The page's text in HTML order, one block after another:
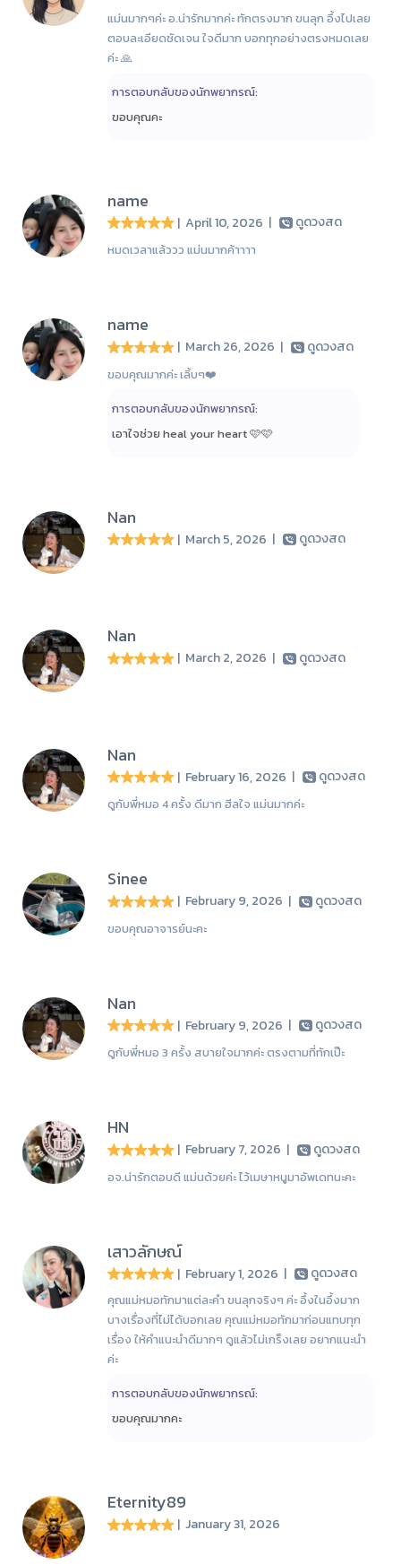
แม่นมากๆค่ะ อ.น่ารักมากค่ะ ทักตรงมาก ขนลุก อึ้งไปเลย
ตอบละเอียดชัดเจน ใจดีมาก บอกทุกอย่างตรงหมดเลย
ค่ะ 🙏
การตอบกลับของนักพยากรณ์:
ขอบคุณคะ
name
| April 10, 2026 | ดูดวงสด
หมดเวลาแล้ววว แม่นมากค้าาาา
name
| March 26, 2026 | ดูดวงสด
ขอบคุณมากค่ะ เลิ้บๆ❤️
การตอบกลับของนักพยากรณ์:
เอาใจช่วย heal your heart 🩷🩷
Nan
| March 5, 2026 | ดูดวงสด
Nan
| March 2, 2026 | ดูดวงสด
Nan
| February 16, 2026 | ดูดวงสด
ดูกับพี่หมอ 4 ครั้ง ดีมาก ฮีลใจ แม่นมากค่ะ
Sinee
| February 9, 2026 | ดูดวงสด
ขอบคุณอาจารย์นะคะ
Nan
| February 9, 2026 | ดูดวงสด
ดูกับพี่หมอ 3 ครั้ง สบายใจมากค่ะ ตรงตามที่ทักเป๊ะ
HN
| February 7, 2026 | ดูดวงสด
อจ.น่ารักตอบดี แม่นด้วยค่ะ ไว้เมษาหนูมาอัพเดทนะคะ
เสาวลักษณ์
| February 1, 2026 | ดูดวงสด
คุณแม่หมอทักมาแต่ละคำ ขนลุกจริงๆ ค่ะ อึ้งในอึ้งมาก
บางเรื่องที่ไม่ได้บอกเลย คุณแม่หมอทักมาก่อนแทบทุก
เรื่อง ให้คำแนะนำดีมากๆ ดูแล้วไม่เกร็งเลย อยากแนะนำ
ค่ะ
การตอบกลับของนักพยากรณ์:
ขอบคุณมากคะ
Eternity89
| January 31, 2026